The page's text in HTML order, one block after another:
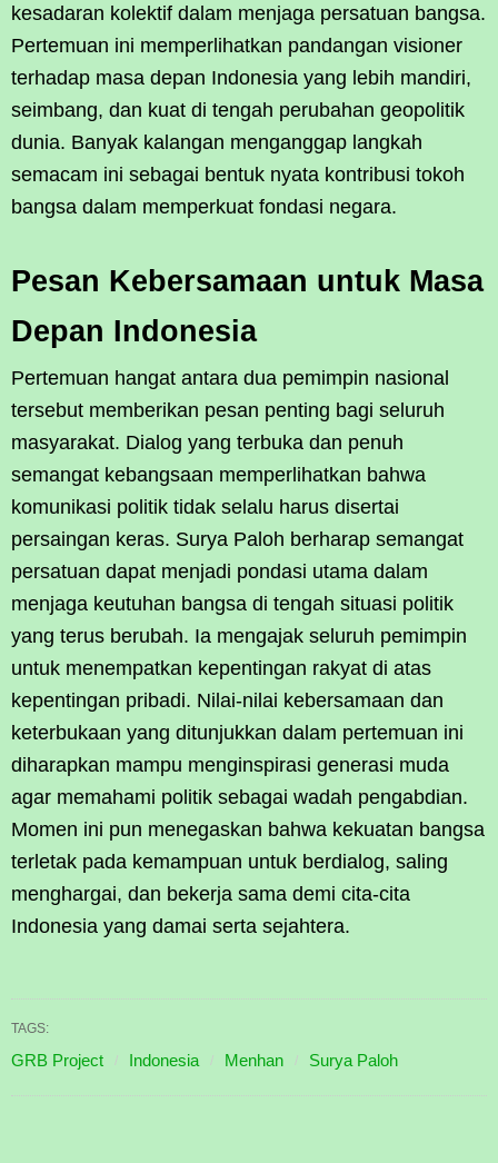
kesadaran kolektif dalam menjaga persatuan bangsa.
Pertemuan ini memperlihatkan pandangan visioner
terhadap masa depan Indonesia yang lebih mandiri,
seimbang, dan kuat di tengah perubahan geopolitik
dunia. Banyak kalangan menganggap langkah
semacam ini sebagai bentuk nyata kontribusi tokoh
bangsa dalam memperkuat fondasi negara.
Pesan Kebersamaan untuk Masa
Depan Indonesia
Pertemuan hangat antara dua pemimpin nasional
tersebut memberikan pesan penting bagi seluruh
masyarakat. Dialog yang terbuka dan penuh
semangat kebangsaan memperlihatkan bahwa
komunikasi politik tidak selalu harus disertai
persaingan keras. Surya Paloh berharap semangat
persatuan dapat menjadi pondasi utama dalam
menjaga keutuhan bangsa di tengah situasi politik
yang terus berubah. Ia mengajak seluruh pemimpin
untuk menempatkan kepentingan rakyat di atas
kepentingan pribadi. Nilai-nilai kebersamaan dan
keterbukaan yang ditunjukkan dalam pertemuan ini
diharapkan mampu menginspirasi generasi muda
agar memahami politik sebagai wadah pengabdian.
Momen ini pun menegaskan bahwa kekuatan bangsa
terletak pada kemampuan untuk berdialog, saling
menghargai, dan bekerja sama demi cita-cita
Indonesia yang damai serta sejahtera.
TAGS:
GRB Project Indonesia Menhan Surya Paloh